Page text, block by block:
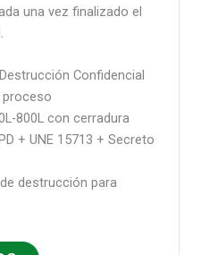
una vez finalizado el
Confidencial
800L con cerradura
+ UNE 15713 + Secreto
destrucción para